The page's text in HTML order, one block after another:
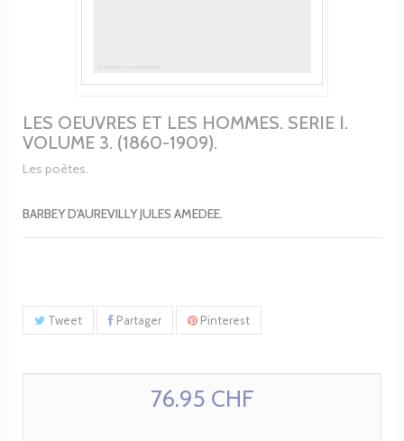
LES OEUVRES ET LES HOMMES. SERIE I.
VOLUME 3. (1860-1909).
Les poètes.
BARBEY D'AUREVILLY JULES AMEDEE.
Tweet Partager Pinterest
76.95 CHF